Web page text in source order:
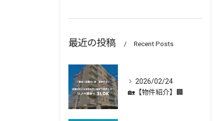
最近の投稿 Recent Posts
2026/02/24
🏡【物件紹介】🏢